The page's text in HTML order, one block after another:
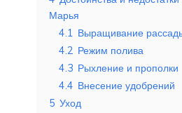
Марья
4.1 Выращивание
4.2 Режим полива
4.3 Рыхление и прополки
4.4 Внесение удобрений
5 Уход